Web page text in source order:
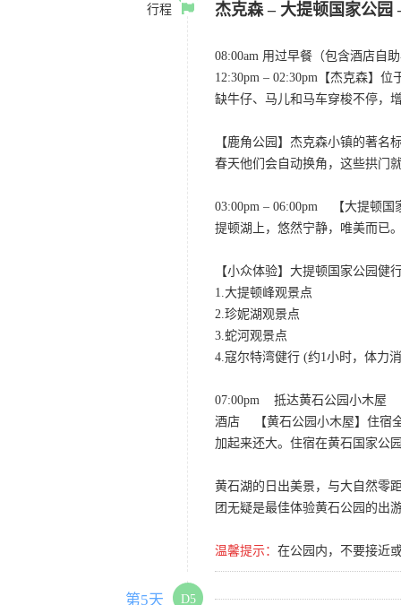
行程
杰克森 – 大提顿国家公园
08:00am 用过早餐（包含酒店自
12:30pm – 02:30pm【杰克森】
缺牛仔、马儿和马车穿梭不停，
【鹿角公园】杰克森小镇的著名
春天他们会自动换角，这些拱门
03:00pm – 06:00pm 【大提顿国
提顿湖上，悠然宁静，唯美而已
【小众体验】大提顿国家公园健
1.大提顿峰观景点
2.珍妮湖观景点
3.蛇河观景点
4.寇尔特湾健行 (约1小时，体力
07:00pm 抵达黄石公园小木屋
酒店 【黄石公园小木屋】住宿
加起来还大。住宿在黄石国家公
黄石湖的日出美景，与大自然零
团无疑是最佳体验黄石公园的出
温馨提示： 在公园内，不要接近
第5天 D5